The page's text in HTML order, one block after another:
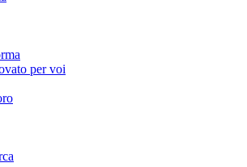
per voi